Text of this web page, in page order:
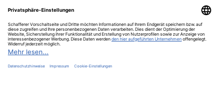
Hotline
0800 20 70 300 (D)
Kostenlos aus dem deutschen Festnetz
24 Stunden / 365 Tage im Jahr